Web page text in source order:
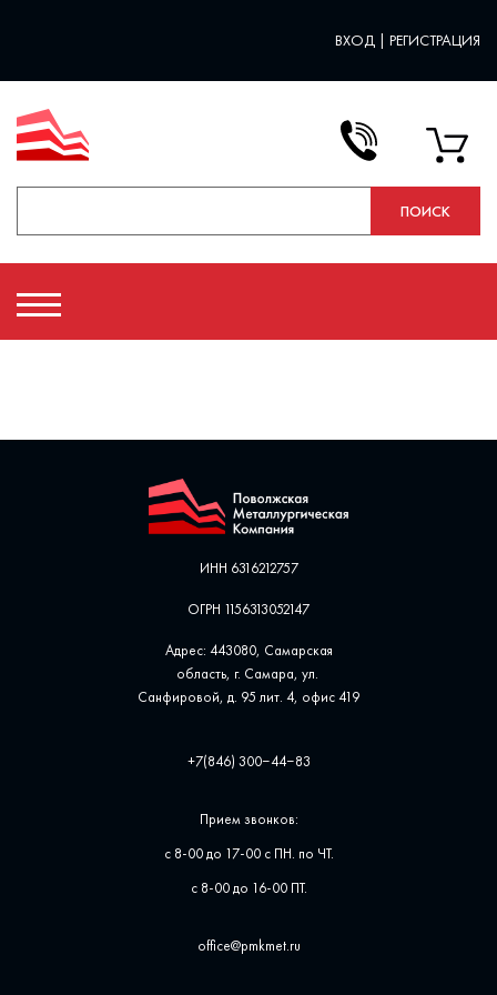
ВХОД | РЕГИСТРАЦИЯ
ИНН 6316212757
ОГРН 1156313052147
Адрес: 443080, Самарская
область, г. Самара, ул. ​
Санфировой, д. 95 лит. 4, офис ​419
+7(846) 300‒44‒83
Прием звонков:
с 8-00 до 17-00 с ПН. по ЧТ.
с 8-00 до 16-00 ПТ.
office@pmkmet.ru